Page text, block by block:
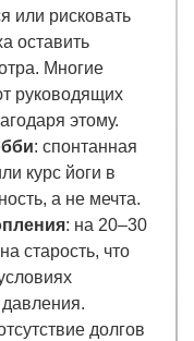
или рисковать
оставить
Многие
руководящих
этому.
: спонтанная
курс йоги в
а не мечта.
: на 20–30
старость, что
долгов